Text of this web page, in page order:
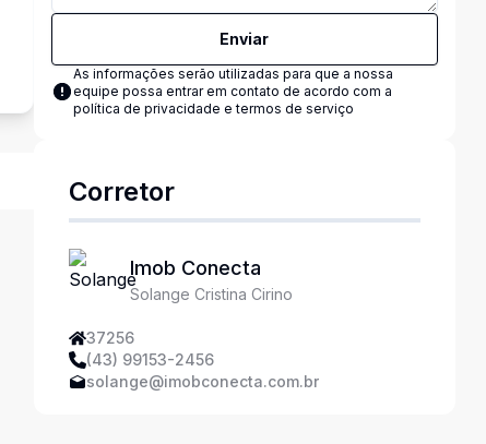
Enviar
As informações serão utilizadas para que a nossa
equipe possa entrar em contato de acordo com a
política de privacidade e termos de serviço
Corretor
Imob Conecta
Solange Cristina Cirino
37256
(43) 99153-2456
solange@imobconecta.com.br